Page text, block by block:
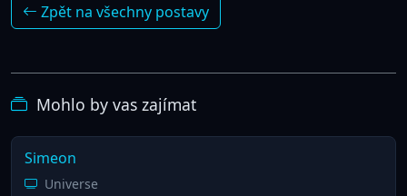
Zpět na všechny postavy
Mohlo by vas zajímat
Simeon
Universe